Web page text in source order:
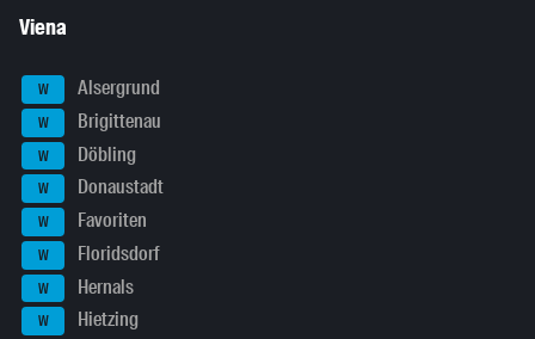
Viena
W Alsergrund
W Brigittenau
W Döbling
W Donaustadt
W Favoriten
W Floridsdorf
W Hernals
W Hietzing